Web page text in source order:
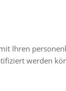
Ihren
werden